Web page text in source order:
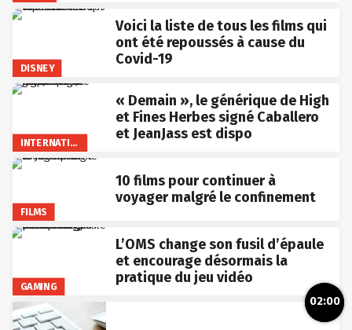
DISNEY
Voici la liste de tous les films qui
ont été repoussés à cause du
Covid-19
INTERNATIONAL
« Demain », le générique de High
et Fines Herbes signé Caballero
et JeanJass est dispo
FILMS
10 films pour continuer à
voyager malgré le confinement
GAMING
L’OMS change son fusil d’épaule
et encourage désormais la
pratique du jeu vidéo
02:00